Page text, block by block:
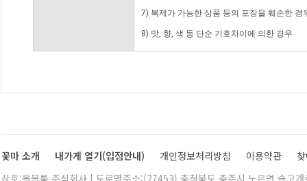
7) 복제가 가능한 상품 등의 포장을 훼손한 경
8) 맛, 향, 색 등 단순 기호차이에 의한 경우
꽃마 소개 내가게 열기(입점안내) 개인정보처리방침 이용약관